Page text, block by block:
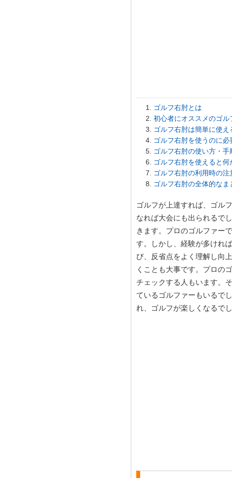
ゴルフ右肘とは
初心者にオススメのゴ
ゴルフ右肘は簡単に使え
ゴルフ右肘を使うのに必
ゴルフ右肘の使い方・手
ゴルフ右肘を使えると何
ゴルフ右肘の利用時の注
ゴルフ右肘の全体的なま
ゴルフが上達すれば、ゴル
なれば大会にも出られるで
きます。プロのゴルファー
す。しかし、経験が多けれ
び、反省点をよく理解し向
くことも大事です。プロの
チェックする人もいます。
ているゴルファーもいるで
れ、ゴルフが楽しくなるでし